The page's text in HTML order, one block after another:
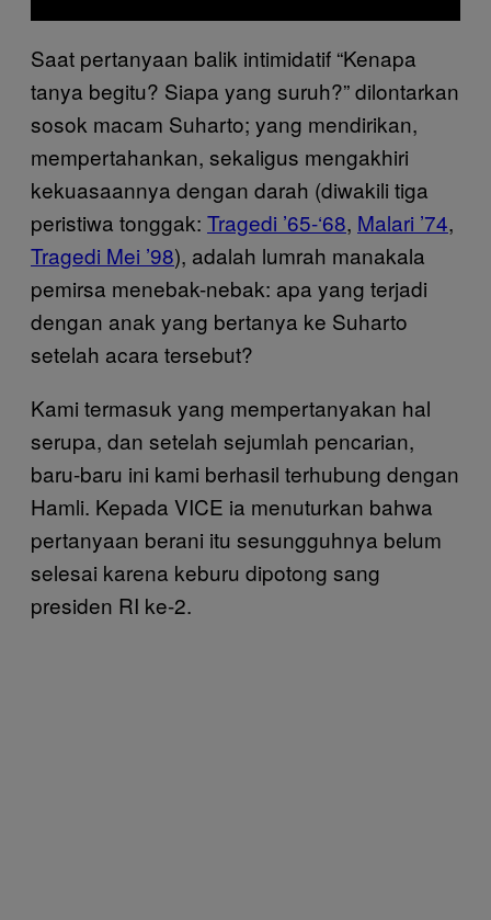
Saat pertanyaan balik intimidatif “Kenapa
tanya begitu? Siapa yang suruh?” dilontarkan
sosok macam Suharto; yang mendirikan,
mempertahankan, sekaligus mengakhiri
kekuasaannya dengan darah (diwakili tiga
peristiwa tonggak: Tragedi ’65-‘68, Malari ’74,
Tragedi Mei ’98), adalah lumrah manakala
pemirsa menebak-nebak: apa yang terjadi
dengan anak yang bertanya ke Suharto
setelah acara tersebut?
Kami termasuk yang mempertanyakan hal
serupa, dan setelah sejumlah pencarian,
baru-baru ini kami berhasil terhubung dengan
Hamli. Kepada VICE ia menuturkan bahwa
pertanyaan berani itu sesungguhnya belum
selesai karena keburu dipotong sang
presiden RI ke-2.